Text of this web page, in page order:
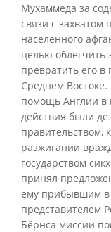
Мухаммеда за
связи с захватом
населенного
целью облегчить
превратить его
Среднем
помощь Англии в
действия были
правительством,
разжигании
государством
принял
ему прибывшим в
представителем
Бёрнса миссии